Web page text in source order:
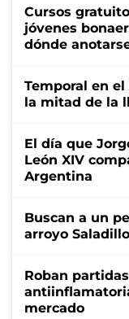
Cursos
jóvenes
dónde
Temporal en el
la mitad de la
El día que
León XIV
Argentina
Buscan a un
arroyo Saladillo
Roban
mercado